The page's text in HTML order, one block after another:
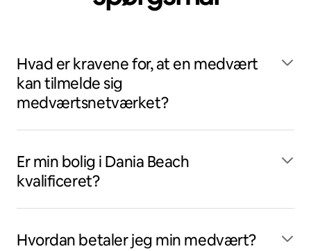
Hvad er kravene for, at en medvært
kan tilmelde sig
medværtsnetværket?
Er min bolig i Dania Beach
kvalificeret?
Hvordan betaler jeg min medvært?